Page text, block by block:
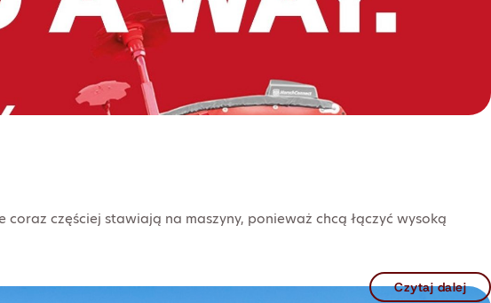
częściej stawiają na maszyny, ponieważ chcą łączyć wysoką
Czytaj dalej